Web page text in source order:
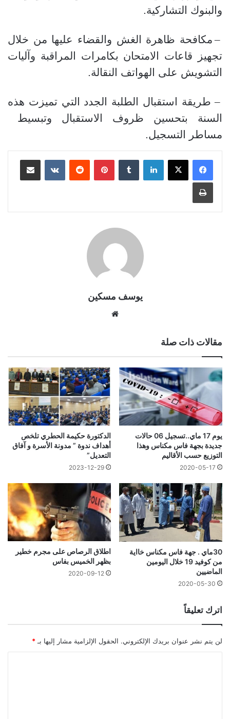
والبنوك التشاركية.
– مكافحة ظاهرة الغش والقضاء عليها من خلال
تجهيز قاعات الامتحان بكامرات المراقبة وآليات
التشويش على الهواتف النقالة.
– طريقة استقبال الطلبة الجدد التي تميزت هذه
السنة بتحسين ظروف الاستقبال وتبسيط
مساطر التسجيل.
لينكدإن بينتيريست مشاركة عبر البريد
طباعة
يوسف مسكين
مقالات ذات صلة
يوم 17 ماي..تسجيل 06 حالات
جديدة بجهة فاس مكناس وهذا
التوزيع حسب الأقاليم
2020-05-17
الدكتورة حكيمة الحطري تلخص
أهداف ندوة ” مدونة الأسرة و آفاق
التعديل”
2023-12-29
30ماي . جهة فاس مكناس خااية
من كوفيد 19 خلال اليومين
الماضيين
2020-05-30
اطلاق الرصاص على مجرم خطير
بظهر الخميس بفاس
2020-09-12
اترك تعليقاً
لن يتم نشر عنوان بريدك الإلكتروني. الحقول الإلزامية مشار إليها بـ *